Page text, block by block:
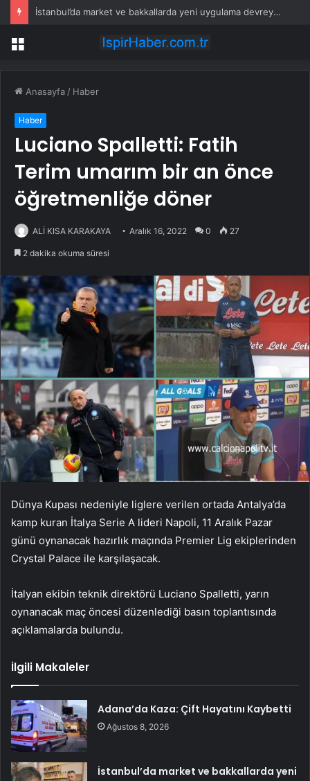
İstanbul’da market ve bakkallarda yeni uygulama devreye girdi
Menü
Anasayfa / Haber
Haber
Luciano Spalletti: Fatih
Terim umarım bir an önce
öğretmenliğe döner
ALİ KISA KARAKAYA Aralık 16, 2022 0 27
2 dakika okuma süresi
Dünya Kupası nedeniyle liglere verilen ortada Antalya’da
kamp kuran İtalya Serie A lideri Napoli, 11 Aralık Pazar
günü oynanacak hazırlık maçında Premier Lig ekiplerinden
Crystal Palace ile karşılaşacak.
İtalyan ekibin teknik direktörü Luciano Spalletti, yarın
oynanacak maç öncesi düzenlediği basın toplantısında
açıklamalarda bulundu.
İlgili Makaleler
Adana’da Kaza: Çift Hayatını Kaybetti
Ağustos 8, 2026
İstanbul’da market ve bakkallarda yeni